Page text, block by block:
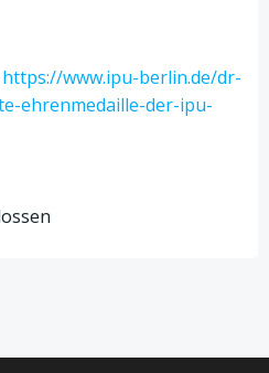
https://www.ipu-berlin.de/dr-
ehrenmedaille-der-ipu-